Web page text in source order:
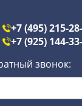
+7 (495) 215-
+7 (925) 144-
звонок: